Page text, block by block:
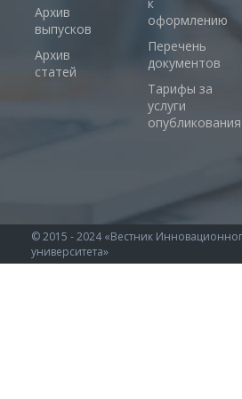
Архив
выпусков
Архив
статей
оформлению
Перечень
документов
Тарифы за
услуги
опубликования
© 2015 - 2024 «Вестник
университета»